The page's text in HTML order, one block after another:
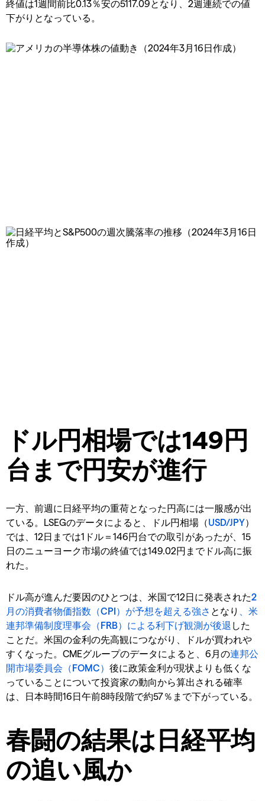
終値は1週間前比0.13％安の5117.09となり、2週連続での値
下がりとなっている。
ドル円相場では149円
台まで円安が進行
一方、前週に日経平均の重荷となった円高には一服感が出
ている。LSEGのデータによると、ドル円相場（USD/JPY）
では、12日までは1ドル＝146円台での取引があったが、15
日のニューヨーク市場の終値では149.02円までドル高に振
れた。
ドル高が進んだ要因のひとつは、米国で12日に発表された2
月の消費者物価指数（CPI）が予想を超える強さ となり
、米
連邦準備制度理事会（FRB）による利下げ観測が後退 した
ことだ。米国の金利の先高観につながり、ドルが買われや
すくなった。CMEグループのデータによると、6月の連邦公
開市場委員会（FOMC） 後に政策金利が現状よりも低くな
っていることについて投資家の動向から算出される確率
は、日本時間16日午前8時段階で約57％まで下がっている。
春闘の結果は日経平均
の追い風か